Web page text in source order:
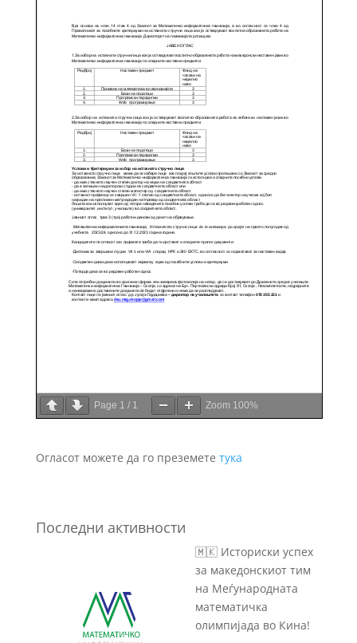
Page 1 / 1 Zoom 100%
Огласот можете да го преземете тука
Последни активности
🇲🇰 Историски успех
за македонскиот тим
на Меѓународната
математичка
олимпијада во Кина!